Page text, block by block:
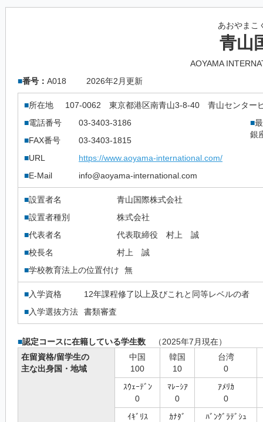
あおやまこ
青山
AOYAMA
■番号： A018 2026年2月更新
■所在地 107-0062
東京都港区南青山3-8-40 青山センター
■電話番号 03-3403-3186 ■
銀
■FAX番号
03-3403-1815
■URL
https://www.aoyama-international.com/
■E-Mail info@aoyama-international.com
■設置者名
青山国際株式会社
■設置者種別
株式会社
■代表者名
代表取締役 村上 誠
■校長名
村上 誠
■学校教育法上の位置付け 無
■入学資格
12年課程修了以上及びこれと同等レベルの者
■入学選抜方法 書類審査
■認定コースに在籍している学生数 （2025年7月現在）
在留資格/留学生の
主な出身国・地域
中国
100
韓国
10
台湾
0
ｽｳｪｰﾃﾞﾝ
0
ﾏﾚｰｼｱ
0
ｱﾒﾘｶ
0
ｲｷﾞﾘｽ
ｶﾅﾀﾞ
ﾊﾞﾝｸﾞﾗﾃﾞｼｭ